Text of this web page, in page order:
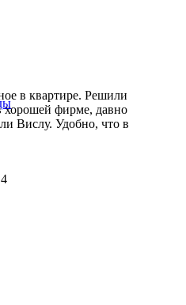
в квартире. Решили
хорошей фирме, давно
Вислу. Удобно, что в